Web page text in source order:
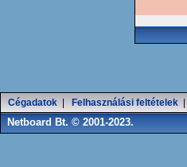
Cégadatok Felhasználási feltételek
Netboard Bt. © 2001-2023.